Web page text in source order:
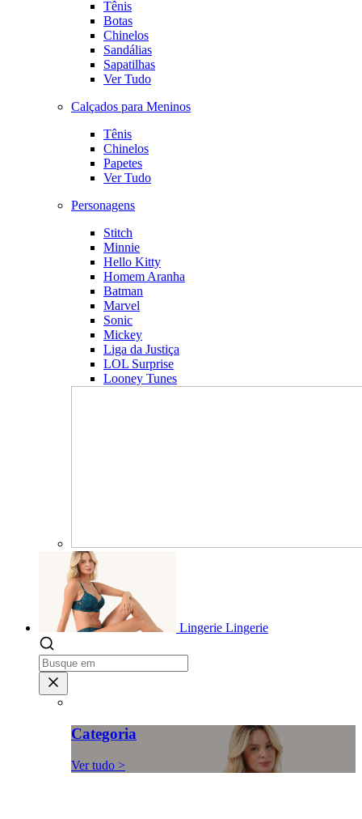
Tênis
Botas
Chinelos
Sandálias
Sapatilhas
Ver Tudo
Calçados para Meninos
Tênis
Chinelos
Papetes
Ver Tudo
Personagens
Stitch
Minnie
Hello Kitty
Homem Aranha
Batman
Marvel
Sonic
Mickey
Liga da Justiça
LOL Surprise
Looney Tunes
Lingerie Lingerie
Categoria
Ver tudo >